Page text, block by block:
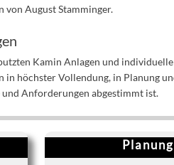
von August Stamminger.
Kamin Anlagen und
höchster Vollendung, in Planung
und Anforderungen abgestimmt ist.
Planung